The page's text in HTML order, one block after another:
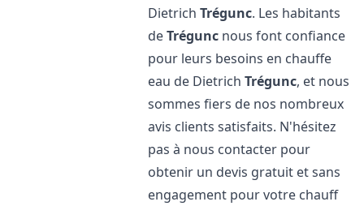
DietrichTrégunc. Les habitants
deTrégunc nous font confiance
pour leurs besoins en chauffe
eau de DietrichTrégunc, et nous
sommes fiers de nos nombreux
avis clients satisfaits. N'hésitez
pas à nous contacter pour
obtenir un devis gratuit et sans
engagement pour votre chauff